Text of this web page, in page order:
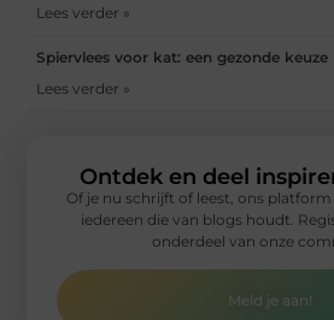
Lees verder »
Spiervlees voor kat: een gezonde keuze
Lees verder »
Ontdek en deel
Of je nu schrijft of leest, ons
iedereen die van blogs houdt.
onderdeel van onze
Meld je aan!